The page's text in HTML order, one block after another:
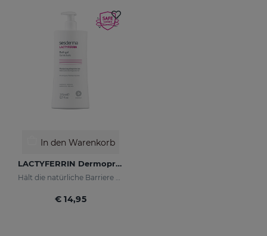
In den Warenkorb
LACTYFERRIN Dermoprotektiv Feuchtigkeitsspendendes Badegel 375 Ml
€ 14,95